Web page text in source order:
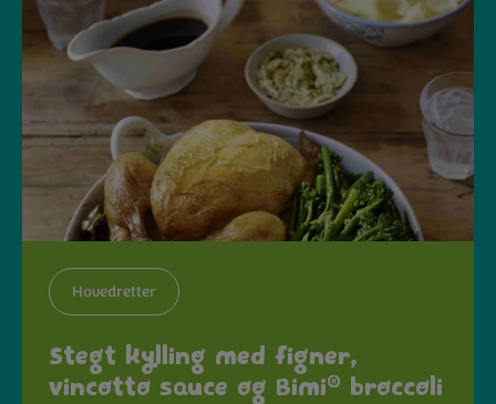
Hovedretter
Stegt kylling med figner,
vincotto sauce og Bimi® broccoli